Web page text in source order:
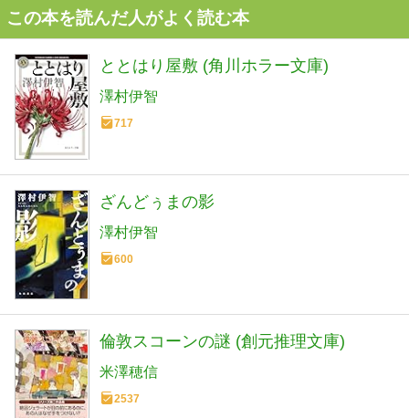
この本を読んだ人がよく読む本
ととはり屋敷 (角川ホラー文庫)
澤村伊智
717
ざんどぅまの影
澤村伊智
600
倫敦スコーンの謎 (創元推理文庫)
米澤穂信
2537